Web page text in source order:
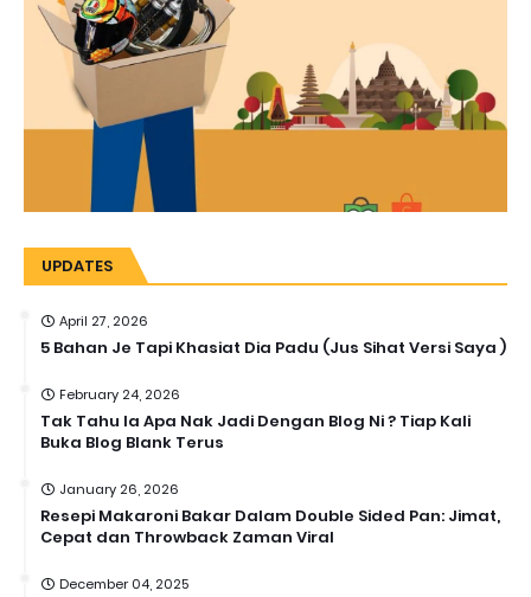
UPDATES
April 27, 2026
5 Bahan Je Tapi Khasiat Dia Padu (Jus Sihat Versi Saya )
February 24, 2026
Tak Tahu la Apa Nak Jadi Dengan Blog Ni ? Tiap Kali
Buka Blog Blank Terus
January 26, 2026
Resepi Makaroni Bakar Dalam Double Sided Pan: Jimat,
Cepat dan Throwback Zaman Viral
December 04, 2025